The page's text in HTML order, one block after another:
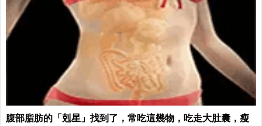
腹部脂肪的「剋星」找到了，常吃這幾物，吃走大肚囊，瘦